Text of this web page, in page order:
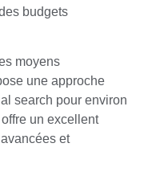
budgets
moyens
une approche
search pour environ
un excellent
et